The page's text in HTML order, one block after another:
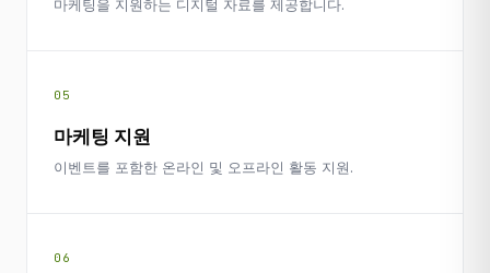
마케팅을 지원하는 디지털 자료를 제공합니다.
05
마케팅 지원
이벤트를 포함한 온라인 및 오프라인 활동 지원.
06